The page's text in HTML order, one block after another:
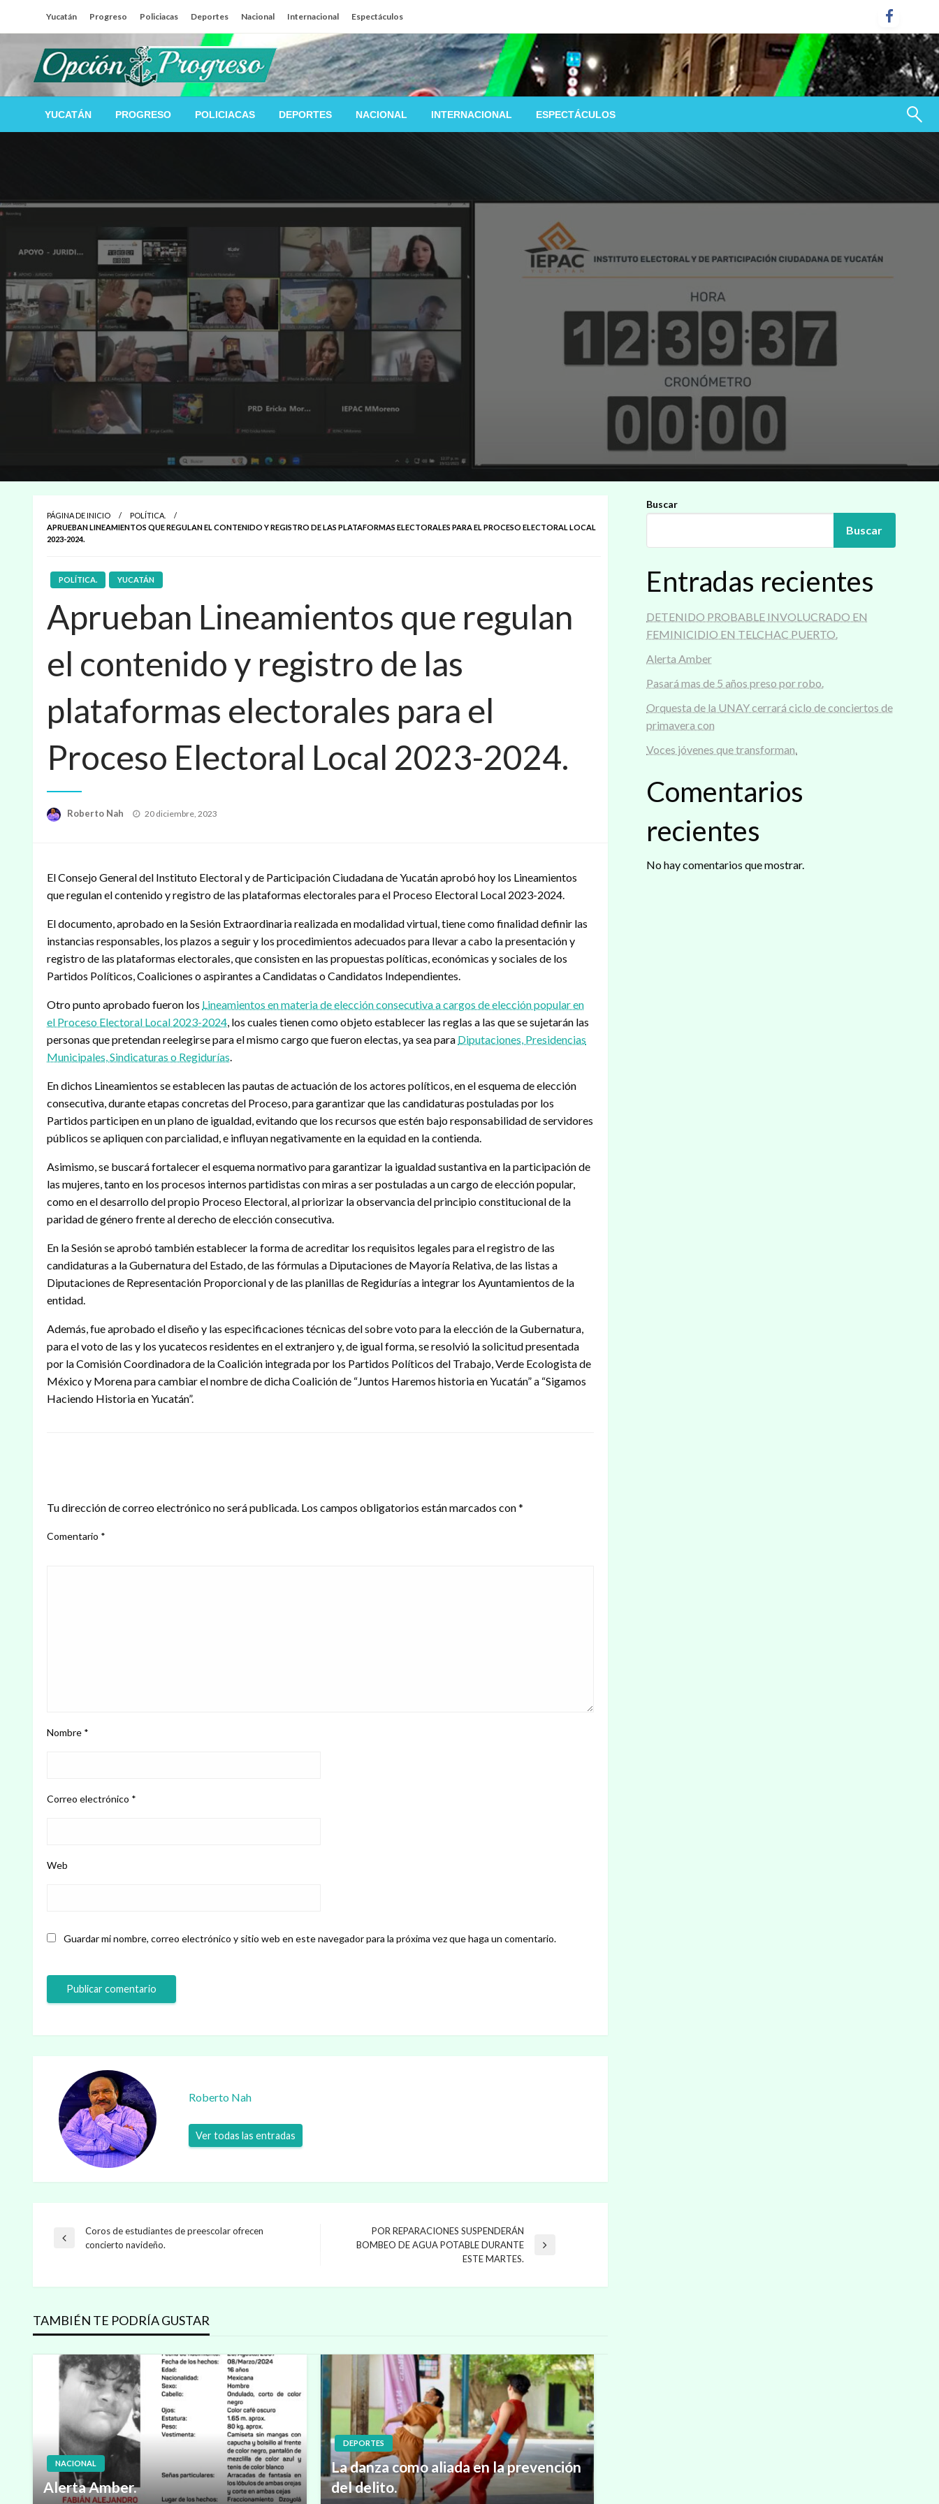
Yucatán Progreso Policiacas Deportes Nacional Internacional Espectáculos
Opción Progreso
Las noticias del día a día del puerto
YUCATÁN PROGRESO POLICIACAS DEPORTES NACIONAL INTERNACIONAL ESPECTÁCULOS
PÁGINA DE INICIO
POLÍTICA.
APRUEBAN LINEAMIENTOS QUE REGULAN EL CONTENIDO Y REGISTRO DE LAS PLATAFORMAS ELECTORALES PARA EL PROCESO ELECTORAL LOCAL
2023-2024.
POLÍTICA. YUCATÁN
Aprueban Lineamientos que regulan
el contenido y registro de las
plataformas electorales para el
Proceso Electoral Local 2023-2024.
Roberto Nah
Publicado
20 diciembre, 2023
El Consejo General del Instituto Electoral y de Participación Ciudadana de Yucatán aprobó hoy los Lineamientos
que regulan el contenido y registro de las plataformas electorales para el Proceso Electoral Local 2023-2024.
El documento, aprobado en la Sesión Extraordinaria realizada en modalidad virtual, tiene como finalidad definir las
instancias responsables, los plazos a seguir y los procedimientos adecuados para llevar a cabo la presentación y
registro de las plataformas electorales, que consisten en las propuestas políticas, económicas y sociales de los
Partidos Políticos, Coaliciones o aspirantes a Candidatas o Candidatos Independientes.
Otro punto aprobado fueron los Lineamientos en materia de elección consecutiva a cargos de elección popular en
el Proceso Electoral Local 2023-2024, los cuales tienen como objeto establecer las reglas a las que se sujetarán las
personas que pretendan reelegirse para el mismo cargo que fueron electas, ya sea para Diputaciones, Presidencias
Municipales, Sindicaturas o Regidurías.
En dichos Lineamientos se establecen las pautas de actuación de los actores políticos, en el esquema de elección
consecutiva, durante etapas concretas del Proceso, para garantizar que las candidaturas postuladas por los
Partidos participen en un plano de igualdad, evitando que los recursos que estén bajo responsabilidad de servidores
públicos se apliquen con parcialidad, e influyan negativamente en la equidad en la contienda.
Asimismo, se buscará fortalecer el esquema normativo para garantizar la igualdad sustantiva en la participación de
las mujeres, tanto en los procesos internos partidistas con miras a ser postuladas a un cargo de elección popular,
como en el desarrollo del propio Proceso Electoral, al priorizar la observancia del principio constitucional de la
paridad de género frente al derecho de elección consecutiva.
En la Sesión se aprobó también establecer la forma de acreditar los requisitos legales para el registro de las
candidaturas a la Gubernatura del Estado, de las fórmulas a Diputaciones de Mayoría Relativa, de las listas a
Diputaciones de Representación Proporcional y de las planillas de Regidurías a integrar los Ayuntamientos de la
entidad.
Además, fue aprobado el diseño y las especificaciones técnicas del sobre voto para la elección de la Gubernatura,
para el voto de las y los yucatecos residentes en el extranjero y, de igual forma, se resolvió la solicitud presentada
por la Comisión Coordinadora de la Coalición integrada por los Partidos Políticos del Trabajo, Verde Ecologista de
México y Morena para cambiar el nombre de dicha Coalición de “Juntos Haremos historia en Yucatán” a “Sigamos
Haciendo Historia en Yucatán”.
Tu dirección de correo electrónico no será publicada. Los campos obligatorios están marcados con*
Comentario *
Nombre *
Correo electrónico *
Web
Guardar mi nombre, correo electrónico y sitio web en este navegador para la próxima vez que haga un comentario.
Roberto Nah
Ver todas las entradas
Navegación
de
entradas
Entrada
Coros de estudiantes de preescolar ofrecen
concierto navideño.
Entrada
POR REPARACIONES SUSPENDERÁN
BOMBEO DE AGUA POTABLE DURANTE
ESTE MARTES.
TAMBIÉN TE PODRÍA GUSTAR
NACIONAL
Alerta Amber.
DEPORTES
La danza como aliada en la prevención
del delito.
Buscar
Buscar
Entradas recientes
DETENIDO PROBABLE INVOLUCRADO EN
FEMINICIDIO EN TELCHAC PUERTO.
Alerta Amber
Pasará mas de 5 años preso por robo.
Orquesta de la UNAY cerrará ciclo de conciertos de
primavera con
Voces jóvenes que transforman.
Comentarios
recientes
No hay comentarios que mostrar.